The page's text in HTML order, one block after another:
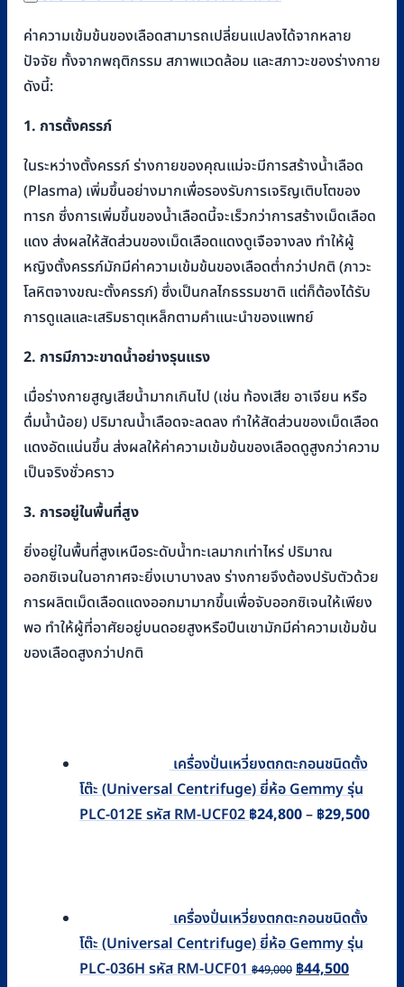
ค่าความเข้มข้นของเลือดสามารถเปลี่ยนแปลงได้จากหลาย
ปัจจัย ทั้งจากพฤติกรรม สภาพแวดล้อม และสภาวะของร่างกาย
ดังนี้:
1. การตั้งครรภ์
ในระหว่างตั้งครรภ์ ร่างกายของคุณแม่จะมีการสร้างน้ำเลือด
(Plasma) เพิ่มขึ้นอย่างมากเพื่อรองรับการเจริญเติบโตของ
ทารก ซึ่งการเพิ่มขึ้นของน้ำเลือดนี้จะเร็วกว่าการสร้างเม็ดเลือด
แดง ส่งผลให้สัดส่วนของเม็ดเลือดแดงดูเจือจางลง ทำให้ผู้
หญิงตั้งครรภ์มักมีค่าความเข้มข้นของเลือดต่ำกว่าปกติ (ภาวะ
โลหิตจางขณะตั้งครรภ์) ซึ่งเป็นกลไกธรรมชาติ แต่ก็ต้องได้รับ
การดูแลและเสริมธาตุเหล็กตามคำแนะนำของแพทย์
2. การมีภาวะขาดน้ำอย่างรุนแรง
เมื่อร่างกายสูญเสียน้ำมากเกินไป (เช่น ท้องเสีย อาเจียน หรือ
ดื่มน้ำน้อย) ปริมาณน้ำเลือดจะลดลง ทำให้สัดส่วนของเม็ดเลือด
แดงอัดแน่นขึ้น ส่งผลให้ค่าความเข้มข้นของเลือดดูสูงกว่าความ
เป็นจริงชั่วคราว
3. การอยู่ในพื้นที่สูง
ยิ่งอยู่ในพื้นที่สูงเหนือระดับน้ำทะเลมากเท่าไหร่ ปริมาณ
ออกซิเจนในอากาศจะยิ่งเบาบางลง ร่างกายจึงต้องปรับตัวด้วย
การผลิตเม็ดเลือดแดงออกมามากขึ้นเพื่อจับออกซิเจนให้เพียง
พอ ทำให้ผู้ที่อาศัยอยู่บนดอยสูงหรือปีนเขามักมีค่าความเข้มข้น
ของเลือดสูงกว่าปกติ
เครื่องปั่นเหวี่ยงตกตะกอนชนิดตั้ง
โต๊ะ (Universal Centrifuge) ยี่ห้อ Gemmy รุ่น
PLC-012E รหัส RM-UCF02 ฿24,800– ฿29,500Price
เครื่องปั่นเหวี่ยงตกตะกอนชนิดตั้ง
โต๊ะ (Universal Centrifuge) ยี่ห้อ Gemmy รุ่น
PLC-036H รหัส RM-UCF01 ฿49,000 Original
฿44,500Current